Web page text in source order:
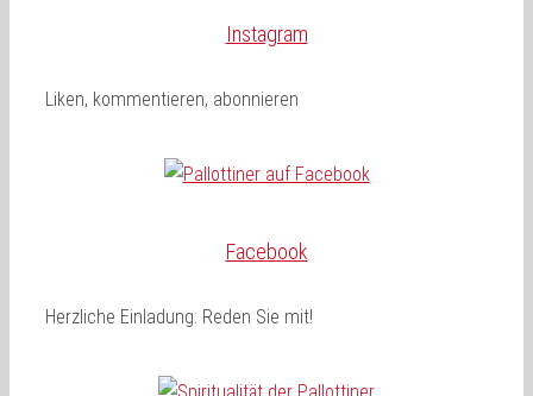
Instagram
Liken, kommentieren, abonnieren
Facebook
Herzliche Einladung: Reden Sie mit!